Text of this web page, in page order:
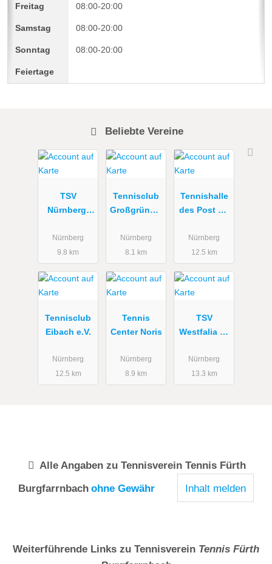
08:00-20:00
08:00-20:00
08:00-20:00
Beliebte Vereine
TSV
Nürnberg-
e.V.
Nürnberg
9.8 km
Tennisclub
Großgründla
Nürnberg
8.1 km
Tennishalle
des Post SV
Nürnberg
12.5 km
Tennisclub
Eibach e.V.
Nürnberg
12.5 km
Tennis
Center Noris
Nürnberg
8.9 km
TSV
Westfalia 06
eln Tennis
Nürnberg
13.3 km
Alle Angaben zuTennisverein Tennis Fürth
Burgfarrnbach ohne Gewähr Inhalt melden
Weiterführende Links zu Tennisverein Tennis Fürth